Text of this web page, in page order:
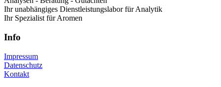
Ihr unabhängiges Dienstleistungslabor für Analytik
Ihr Spezialist für Aromen
Info
Impressum
Datenschutz
Kontakt